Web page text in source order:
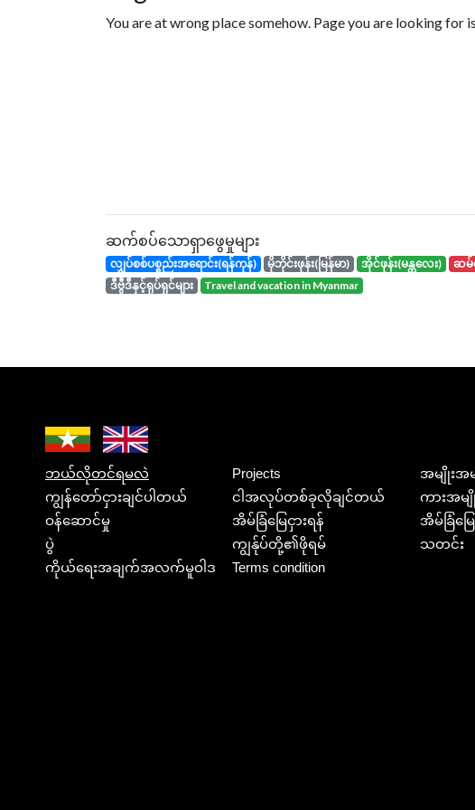
You are at wrong place somehow. Page you are looking for
ဆက်စပ်သောရှာဖွေမှုများ
လျှပ်စစ်ပစ္စည်းအရောင်း(ရန်ကုန်) မိုဘိုင်းဖုန်း(မြန်မာ) အိုင်ဖုန်း(မန္တလေး) ဆ
ဒီဗွီဒီနှင့်ရုပ်ရှင်များ
travel and vacation in Myanmar
ဘယ်လိုတင်ရမလဲ Projects
အမျိုး
ကျွန်တော်ငှားချင်ပါတယ်
ငါအလုပ်တစ်ခုလိုချင်တယ်
ကားအမ
ဝန်ဆောင်မှု
အိမ်ခြံမြေငှားရန်
အိမ်ခြံမြ
ပွဲ
ကျွန်ုပ်တို့၏ဖိုရမ်
သတင်း
ကိုယ်ရေးအချက်အလက်မူဝါဒ
Terms condition